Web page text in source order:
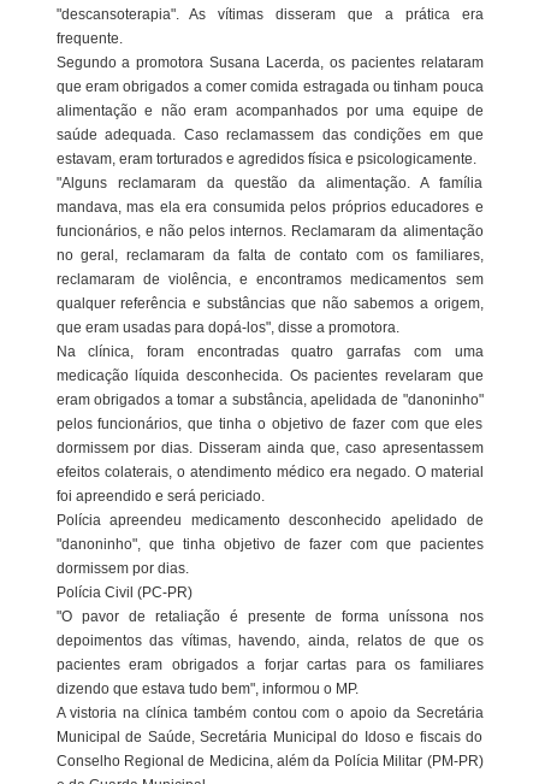
"descansoterapia". As vítimas disseram que a prática era
frequente.
Segundo a promotora Susana Lacerda, os pacientes relataram
que eram obrigados a comer comida estragada ou tinham pouca
alimentação e não eram acompanhados por uma equipe de
saúde adequada. Caso reclamassem das condições em que
estavam, eram torturados e agredidos física e psicologicamente.
"Alguns reclamaram da questão da alimentação. A família
mandava, mas ela era consumida pelos próprios educadores e
funcionários, e não pelos internos. Reclamaram da alimentação
no geral, reclamaram da falta de contato com os familiares,
reclamaram de violência, e encontramos medicamentos sem
qualquer referência e substâncias que não sabemos a origem,
que eram usadas para dopá-los", disse a promotora.
Na clínica, foram encontradas quatro garrafas com uma
medicação líquida desconhecida. Os pacientes revelaram que
eram obrigados a tomar a substância, apelidada de "danoninho"
pelos funcionários, que tinha o objetivo de fazer com que eles
dormissem por dias. Disseram ainda que, caso apresentassem
efeitos colaterais, o atendimento médico era negado. O material
foi apreendido e será periciado.
Polícia apreendeu medicamento desconhecido apelidado de
"danoninho", que tinha objetivo de fazer com que pacientes
dormissem por dias.
Polícia Civil (PC-PR)
"O pavor de retaliação é presente de forma uníssona nos
depoimentos das vítimas, havendo, ainda, relatos de que os
pacientes eram obrigados a forjar cartas para os familiares
dizendo que estava tudo bem", informou o MP.
A vistoria na clínica também contou com o apoio da Secretária
Municipal de Saúde, Secretária Municipal do Idoso e fiscais do
Conselho Regional de Medicina, além da Polícia Militar (PM-PR)